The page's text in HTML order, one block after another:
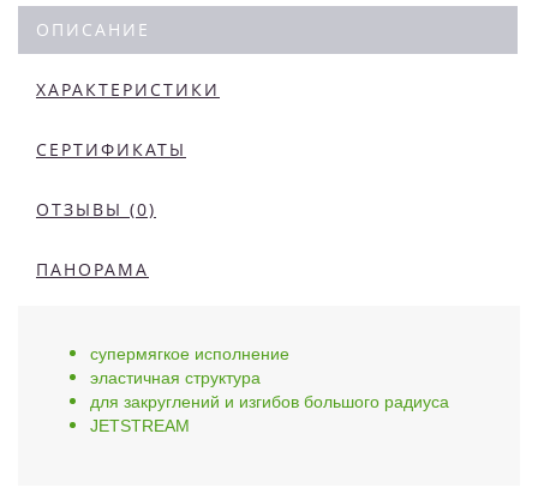
ОПИСАНИЕ
ХАРАКТЕРИСТИКИ
СЕРТИФИКАТЫ
ОТЗЫВЫ (0)
ПАНОРАМА
супермягкое исполнение
эластичная структура
для закруглений и изгибов большого радиуса
JETSTREAM